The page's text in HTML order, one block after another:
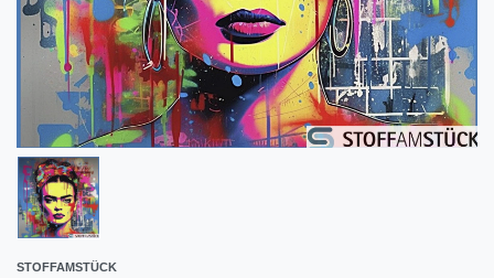
STOFFAMSTÜCK